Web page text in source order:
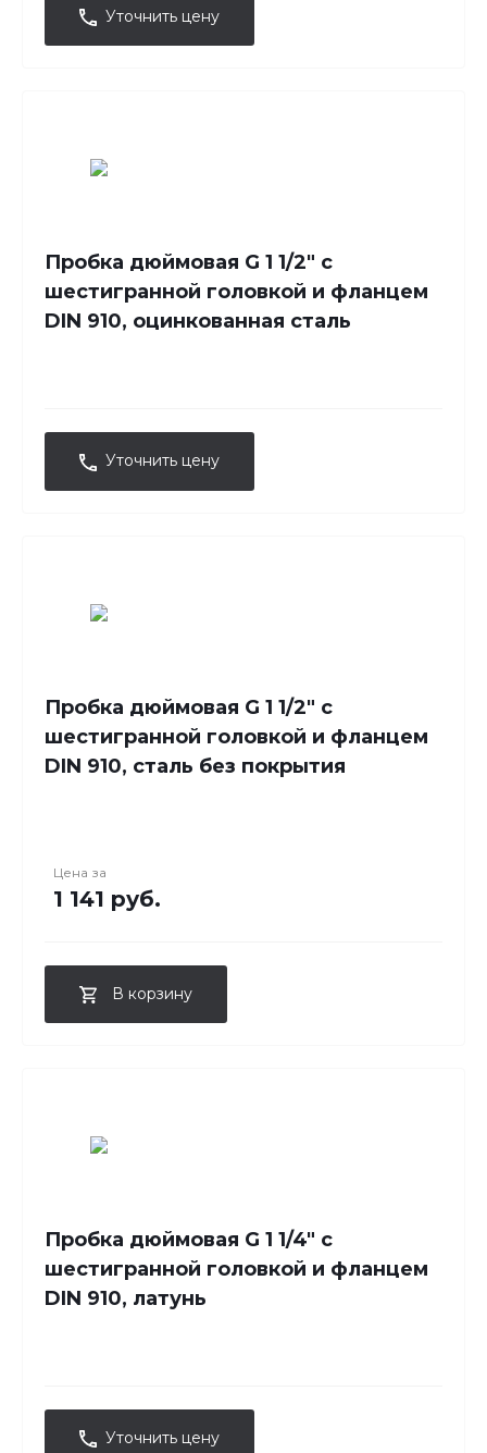
Уточнить цену
Пробка дюймовая G 1 1/2" с
шестигранной головкой и фланцем
DIN 910, оцинкованная сталь
Уточнить цену
Пробка дюймовая G 1 1/2" с
шестигранной головкой и фланцем
DIN 910, сталь без покрытия
Цена за
1 141 руб.
В корзину
Пробка дюймовая G 1 1/4" с
шестигранной головкой и фланцем
DIN 910, латунь
Уточнить цену